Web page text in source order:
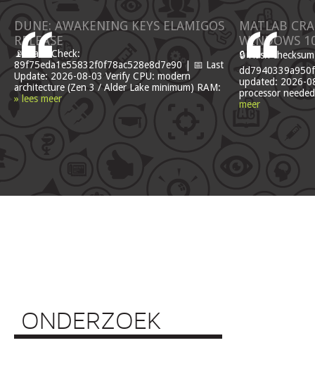
DUNE: AWAKENING KEYS ELAMIGOS
RELEASE
📡 Hash Check:
89f75eda1e55832f0f78ac528e8d7e90 | 📅 Last
Update: 2026-08-03 Verify CPU: modern
architecture (Zen 3 / Alder Lake minimum) RAM:
» lees meer
MATLAB
WINDOWS
🔒 Hash
updated: 2026-
processor
meer
ONDERZOEK